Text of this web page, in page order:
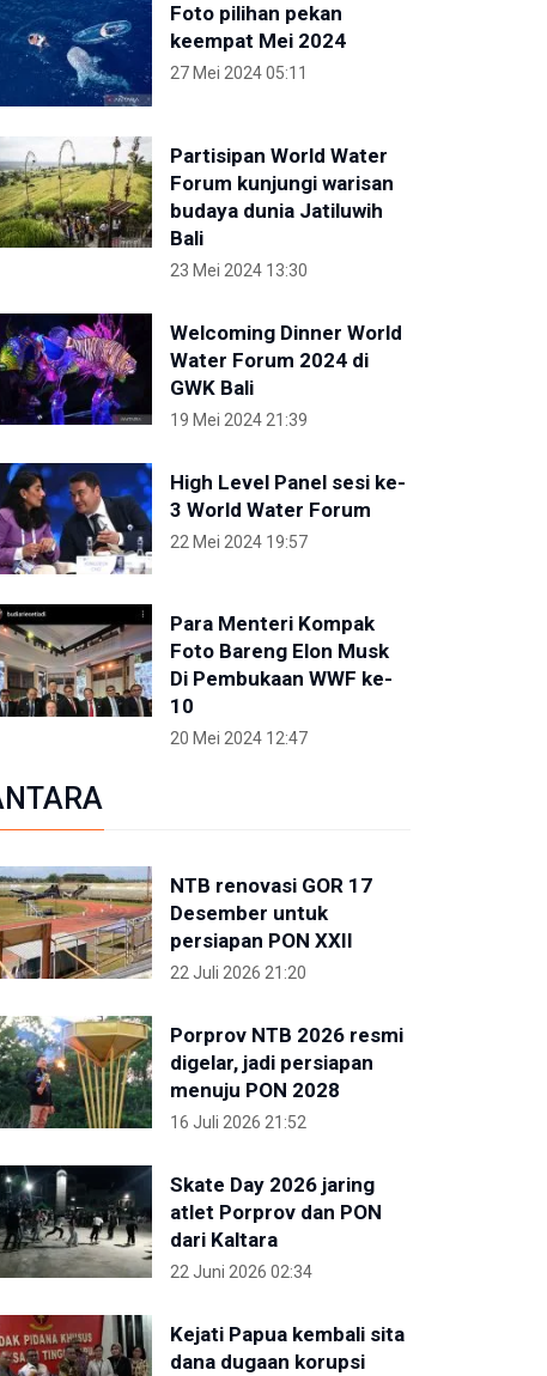
Foto pilihan pekan
keempat Mei 2024
27 Mei 2024 05:11
Partisipan World Water
Forum kunjungi warisan
budaya dunia Jatiluwih
Bali
23 Mei 2024 13:30
Welcoming Dinner World
Water Forum 2024 di
GWK Bali
19 Mei 2024 21:39
High Level Panel sesi ke-
3 World Water Forum
22 Mei 2024 19:57
Para Menteri Kompak
Foto Bareng Elon Musk
Di Pembukaan WWF ke-
10
20 Mei 2024 12:47
NTB renovasi GOR 17
Desember untuk
persiapan PON XXII
22 Juli 2026 21:20
Porprov NTB 2026 resmi
digelar, jadi persiapan
menuju PON 2028
16 Juli 2026 21:52
Skate Day 2026 jaring
atlet Porprov dan PON
dari Kaltara
22 Juni 2026 02:34
Kejati Papua kembali sita
dana dugaan korupsi